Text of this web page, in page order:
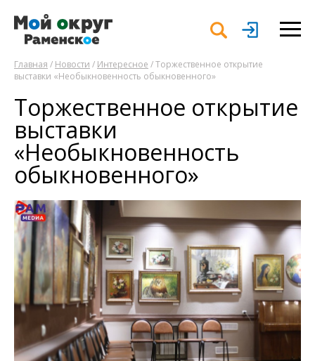
Главная / Новости / Интересное / Торжественное открытие
выставки «Необыкновенность обыкновенного»
Торжественное открытие
выставки
«Необыкновенность
обыкновенного»